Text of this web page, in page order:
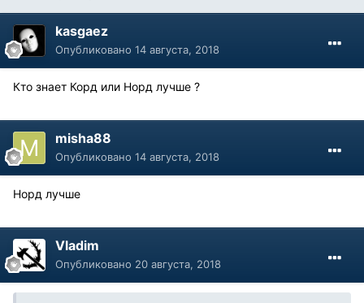
kasgaez
Опубликовано 14 августа, 2018
Кто знает Корд или Норд лучше ?
misha88
Опубликовано 14 августа, 2018
Норд лучше
Vladim
Опубликовано 20 августа, 2018